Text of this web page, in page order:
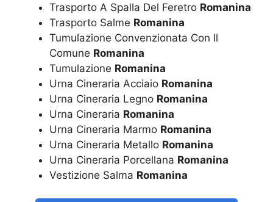
Trasporto A Spalla Del Feretro Romanina
Trasporto Salme Romanina
Tumulazione Convenzionata Con Il
Comune Romanina
Tumulazione Romanina
Urna Cineraria Acciaio Romanina
Urna Cineraria Legno Romanina
Urna Cineraria Romanina
Urna Cineraria Marmo Romanina
Urna Cineraria Metallo Romanina
Urna Cineraria Porcellana Romanina
Vestizione Salma Romanina